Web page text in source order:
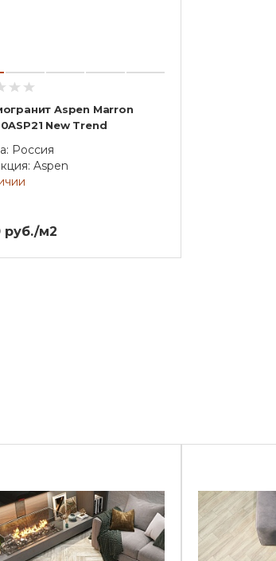
Aspen Marron
New Trend
Россия
Aspen
руб./м2